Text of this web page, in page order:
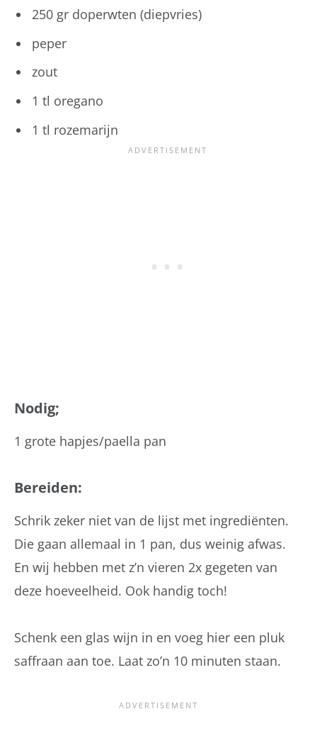
250 gr doperwten (diepvries)
peper
zout
1 tl oregano
1 tl rozemarijn
Nodig;
1 grote hapjes/paella pan
Bereiden:
Schrik zeker niet van de lijst met ingrediënten.
Die gaan allemaal in 1 pan, dus weinig afwas.
En wij hebben met z’n vieren 2x gegeten van
deze hoeveelheid. Ook handig toch!
Schenk een glas wijn in en voeg hier een pluk
saffraan aan toe. Laat zo’n 10 minuten staan.